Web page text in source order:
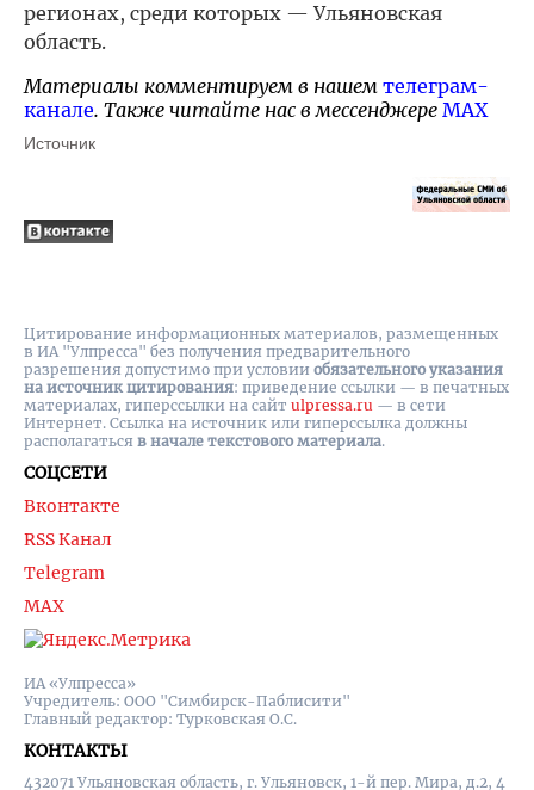
регионах, среди которых — Ульяновская
область.
Материалы комментируем в нашем телеграм-
канале. Также читайте нас в мессенджере MAX
Источник
ИА «Улпресса»
Учредитель: ООО "Симбирск-Паблисити"
Главный редактор: Турковская О.С.
КОНТАКТЫ
432071 Ульяновская область, г. Ульяновск, 1-й пер. Мира, д.2, 4
СОЦСЕТИ
Вконтакте
RSS Канал
Telegram
MAX
Цитирование информационных материалов, размещенных
в ИА "Улпресса" без получения предварительного
разрешения допустимо при условии обязательного указания
на источник цитирования: приведение ссылки — в печатных
материалах, гиперссылки на cайт ulpressa.ru — в сети
Интернет. Ссылка на источник или гиперссылка должны
располагаться в начале текстового материала.